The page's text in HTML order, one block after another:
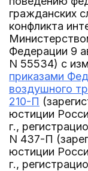
гражданских
конфликта
Федерации 9
N 55534) с
приказами
воздушного
210-П
юстиции
г.,
N 437-П
юстиции
г.,